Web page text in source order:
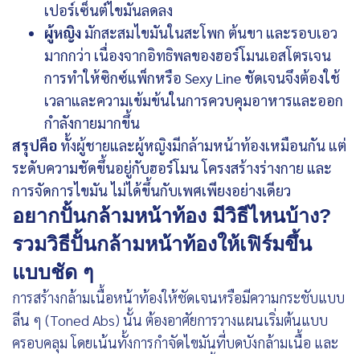
เปอร์เซ็นต์ไขมันลดลง
ผู้หญิง มักสะสมไขมันในสะโพก ต้นขา และรอบเอว
มากกว่า เนื่องจากอิทธิพลของฮอร์โมนเอสโตรเจน
การทำให้ซิกซ์แพ็กหรือ Sexy Line ชัดเจนจึงต้องใช้
เวลาและความเข้มข้นในการควบคุมอาหารและออก
กำลังกายมากขึ้น
สรุปคือ ทั้งผู้ชายและผู้หญิงมีกล้ามหน้าท้องเหมือนกัน แต่
ระดับความชัดขึ้นอยู่กับฮอร์โมน โครงสร้างร่างกาย และ
การจัดการไขมัน ไม่ได้ขึ้นกับเพศเพียงอย่างเดียว
อยากปั้นกล้ามหน้าท้อง มีวิธีไหนบ้าง?
รวมวิธีปั้นกล้ามหน้าท้องให้เฟิร์มขึ้น
แบบชัด ๆ
การสร้างกล้ามเนื้อหน้าท้องให้ชัดเจนหรือมีความกระชับแบบ
ลีน ๆ (Toned Abs) นั้น ต้องอาศัยการวางแผนเริ่มต้นแบบ
ครอบคลุม โดยเน้นทั้งการกำจัดไขมันที่บดบังกล้ามเนื้อ และ